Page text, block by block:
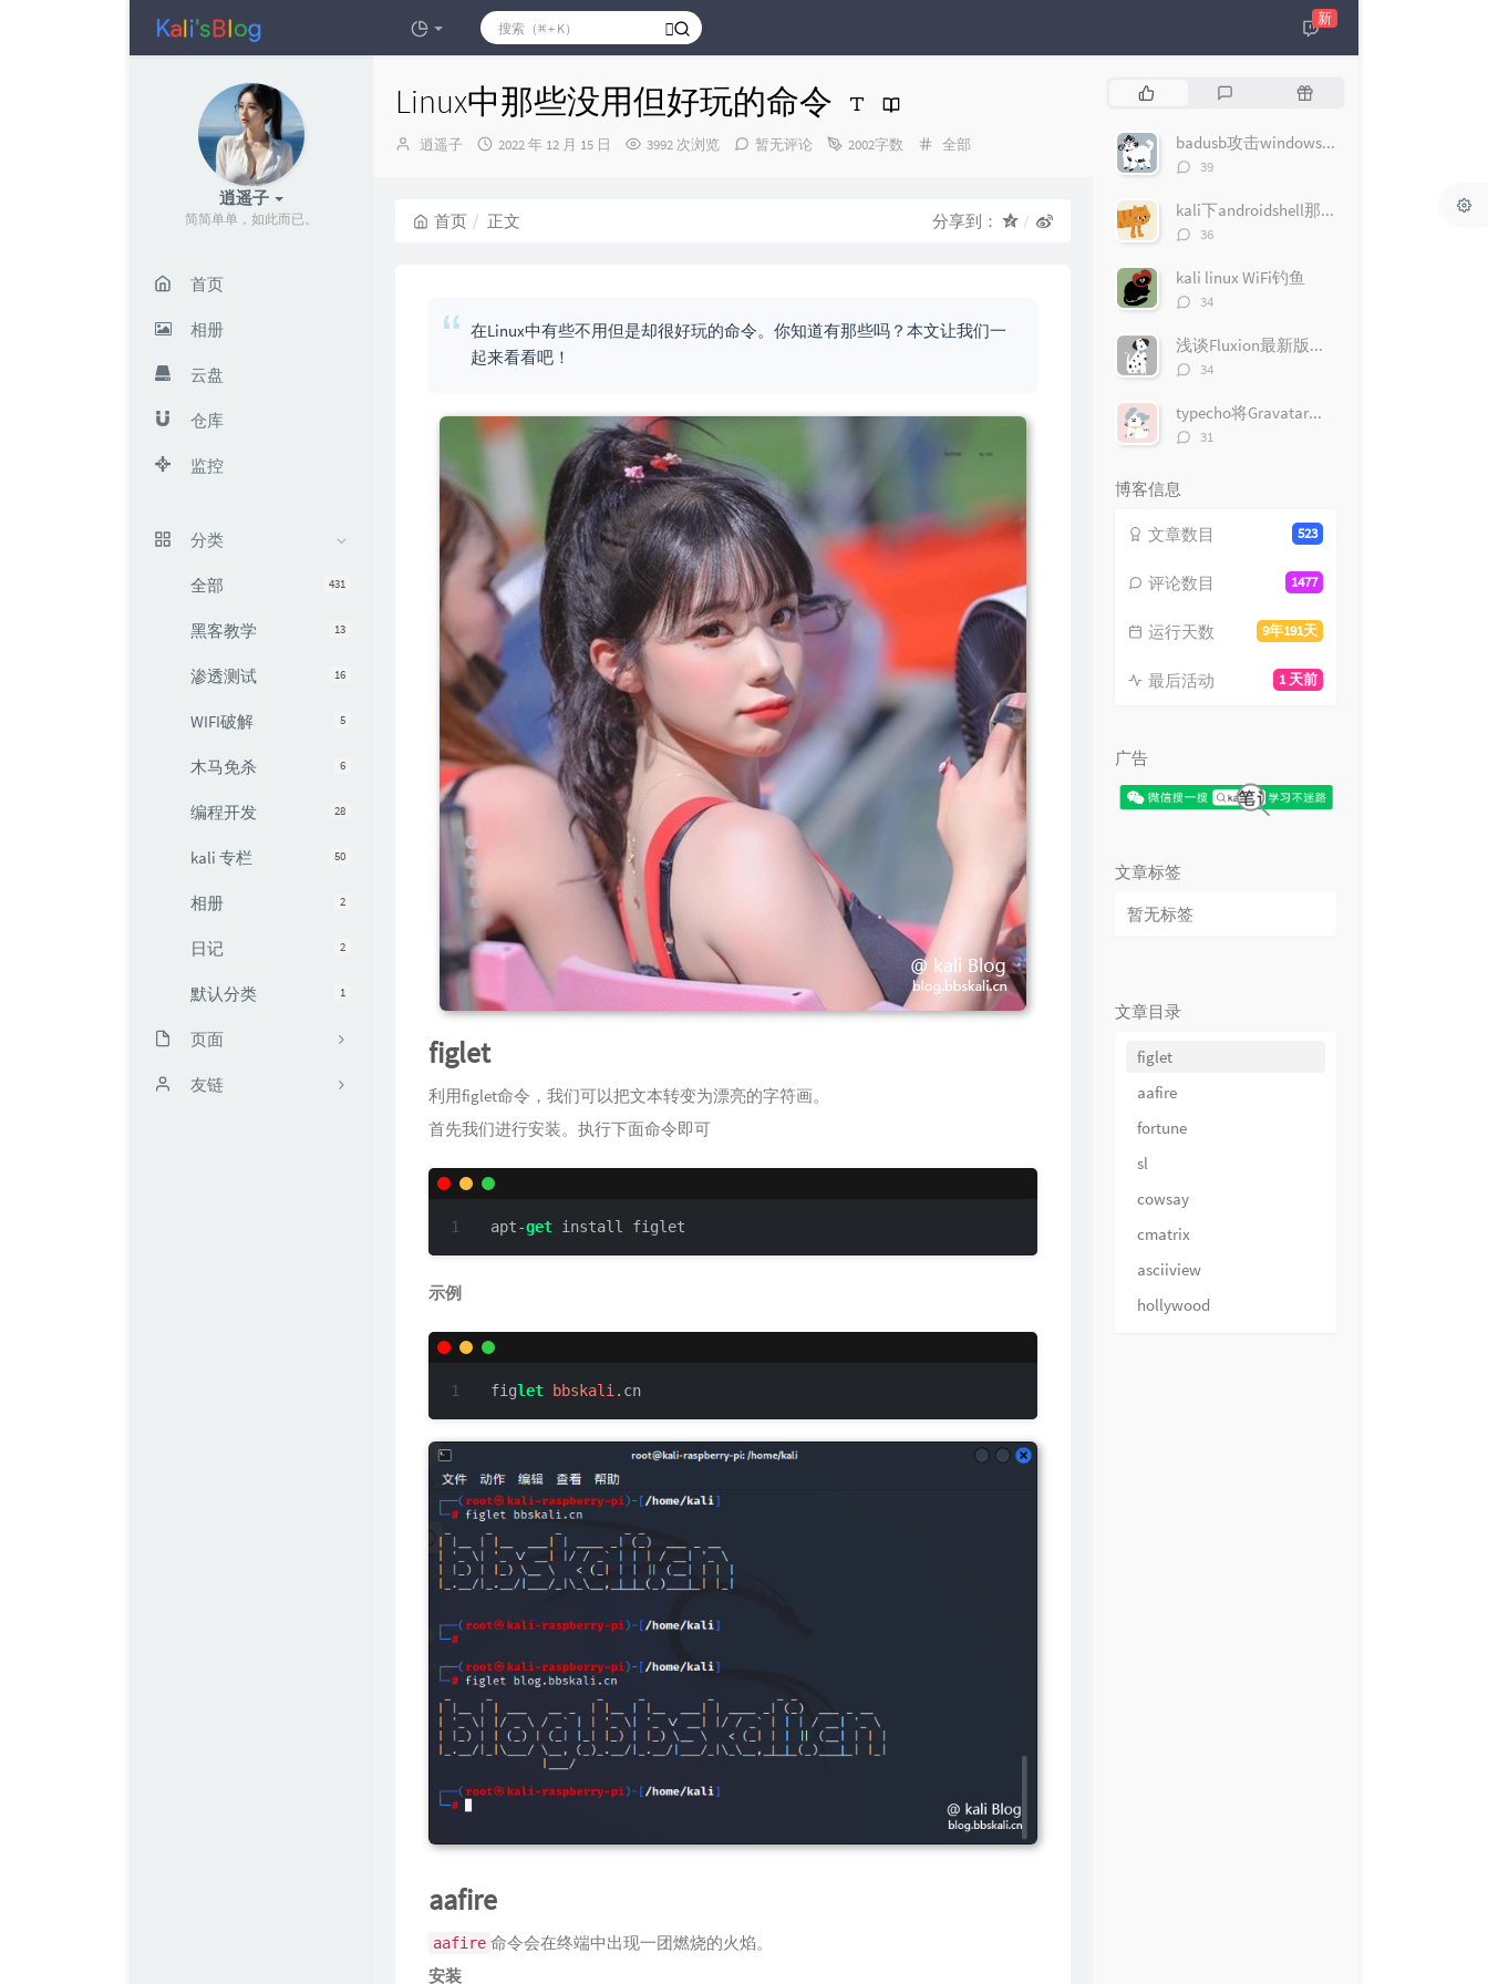
新
逍遥子
简简单单，如此而已。
首页
相册
云盘
仓库
监控
分类
431
全部
13
黑客教学
16
渗透测试
5
WIFI破解
6
木马免杀
28
编程开发
50
kali 专栏
2
相册
2
日记
1
默认分类
页面
时光机
友链
Linux中那些没用但好玩的命令
博
逍遥子
发
2022 年 12 月 15 日 3992 次浏览 暂无评论 2002字数
分
全部
首页 正文 分享到：
在Linux中有些不用但是却很好玩的命令。你知道有那些吗？本文让我们一
起来看看吧！
figlet
利用figlet命令，我们可以把文本转变为漂亮的字符画。
首先我们进行安装。执行下面命令即可
apt-get install figlet
示例
figlet bbskali .cn
aafire
aafire 命令会在终端中出现一团燃烧的火焰。
安装
文
评
随
文badusb攻击windows10（msfconsole版）
评
数：
39
kali下androidshell那些事
评
数：
36
kali linux WiFi钓鱼
评
数：
34
浅谈Fluxion最新版无线钓鱼遇到的问题
评
数：
34
typecho将Gravatar头像改为QQ头像
评
31
博客信息
523
文章数目
1477
评论数目
9年191天
运行天数
1 天前
最后活动
广告
文章标签
暂无标签
文章目录
figlet
aafire
fortune
sl
cowsay
cmatrix
asciiview
hollywood